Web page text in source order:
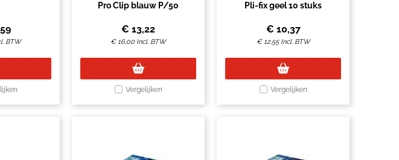
BTW
Pro Clip blauw P/50
€ 13,22
€16,00 Incl. BTW
Vergelijken
Pli-fix geel 10 stuks
€ 10,37
€12,55 Incl. BTW
Vergelijken